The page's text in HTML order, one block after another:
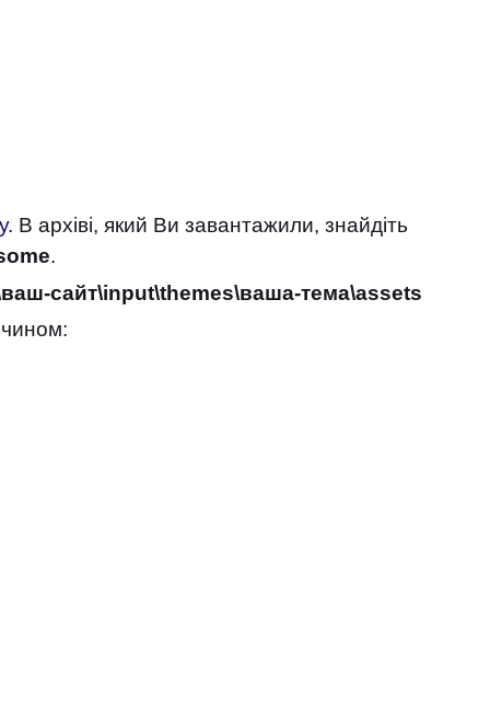
. В архіві, який Ви завантажили, знайдіть
.
сайт\input\themes\ваша-тема\assets